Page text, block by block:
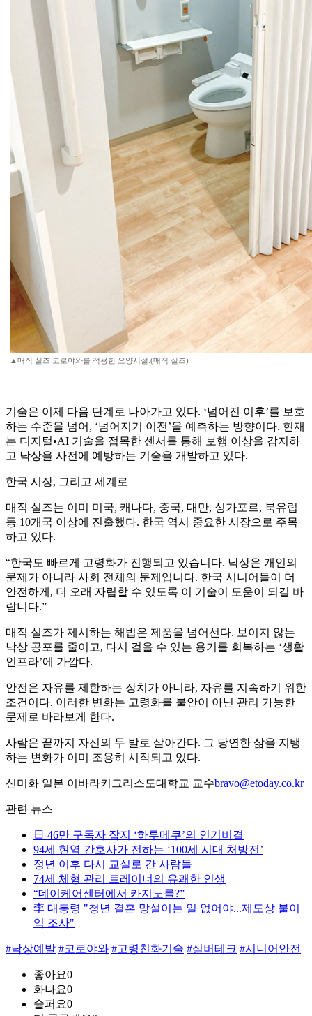
▲매직 실즈 코로야와를 적용한 요양시설.(매직 실즈)
기술은 이제 다음 단계로 나아가고 있다. ‘넘어진 이후’를 보호
하는 수준을 넘어, ‘넘어지기 이전’을 예측하는 방향이다. 현재
는 디지털•AI 기술을 접목한 센서를 통해 보행 이상을 감지하
고 낙상을 사전에 예방하는 기술을 개발하고 있다.
한국 시장, 그리고 세계로
매직 실즈는 이미 미국, 캐나다, 중국, 대만, 싱가포르, 북유럽
등 10개국 이상에 진출했다. 한국 역시 중요한 시장으로 주목
하고 있다.
“한국도 빠르게 고령화가 진행되고 있습니다. 낙상은 개인의
문제가 아니라 사회 전체의 문제입니다. 한국 시니어들이 더
안전하게, 더 오래 자립할 수 있도록 이 기술이 도움이 되길 바
랍니다.”
매직 실즈가 제시하는 해법은 제품을 넘어선다. 보이지 않는
낙상 공포를 줄이고, 다시 걸을 수 있는 용기를 회복하는 ‘생활
인프라’에 가깝다.
안전은 자유를 제한하는 장치가 아니라, 자유를 지속하기 위한
조건이다. 이러한 변화는 고령화를 불안이 아닌 관리 가능한
문제로 바라보게 한다.
사람은 끝까지 자신의 두 발로 살아간다. 그 당연한 삶을 지탱
하는 변화가 이미 조용히 시작되고 있다.
신미화 일본 이바라키그리스도대학교 교수bravo@etoday.co.kr
관련 뉴스
日 46만 구독자 잡지 ‘하루메쿠’의 인기비결
94세 현역 간호사가 전하는 ‘100세 시대 처방전’
정년 이후 다시 교실로 간 사람들
74세 체형 관리 트레이너의 유쾌한 인생
“데이케어센터에서 카지노를?”
李 대통령 "청년 결혼 망설이는 일 없어야...제도상 불이
익 조사"
#낙상예발 #코로야와 #고령친화기술 #실버테크 #시니어안전
좋아요0
화나요0
슬퍼요0